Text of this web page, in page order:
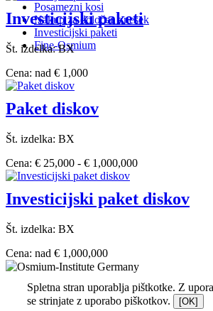
Posamezni kosi
Nakup za določen znesek
Investicijski paketi
Fine-Osmium
Investicijski paketi
Št. izdelka: BX
Cena: nad € 1,000
Paket diskov
Št. izdelka: BX
Cena: € 25,000 - € 1,000,000
Investicijski paket diskov
Št. izdelka: BX
Cena: nad € 1,000,000
Spletna stran uporablja pištkotke. Z
se strinjate z uporabo piškotkov.
[OK]